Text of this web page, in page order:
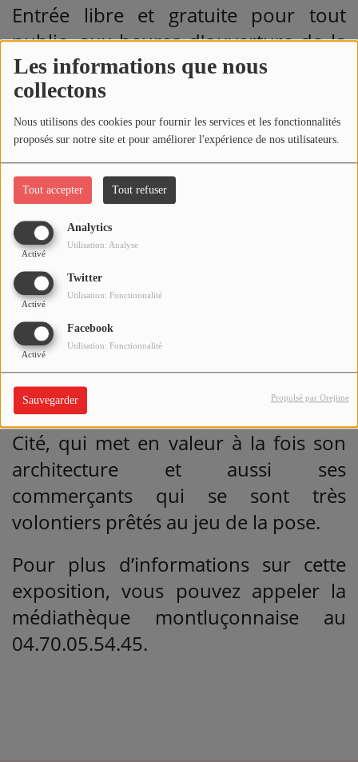
Les informations que nous
collectons
Nous utilisons des cookies pour fournir les services et les fonctionnalités
proposés sur notre site et pour améliorer l'expérience de nos utilisateurs.
Tout accepter Tout refuser
Analytics
Activé
Utilisation: Analyse
Twitter
Activé
Utilisation: Fonctionnalité
Facebook
Activé
Utilisation: Fonctionnalité
Sauvegarder Propulsé par Orejime
Entrée libre et gratuite pour tout
public, aux heures d'ouverture de la
médiathèque : les lundis, mardis et
vendredis entre 14h et 18h, les
mercredis et les samedis entre 10h et
18h.
Exposition proposée par
Commentr'Images.
Cette exposition à l’initiative de
l’association du Vieux Montluçon,
dévoile au public la vie commerçante
et historique de la Cité médiévale. Le
groupe de photographes de
Commentr’Images vous invite à
découvrir leur reportage au sein de la
Cité, qui met en valeur à la fois son
architecture et aussi ses
commerçants qui se sont très
volontiers prêtés au jeu de la pose.
Pour plus d’informations sur cette
exposition, vous pouvez appeler la
médiathèque montluçonnaise au
04.70.05.54.45.